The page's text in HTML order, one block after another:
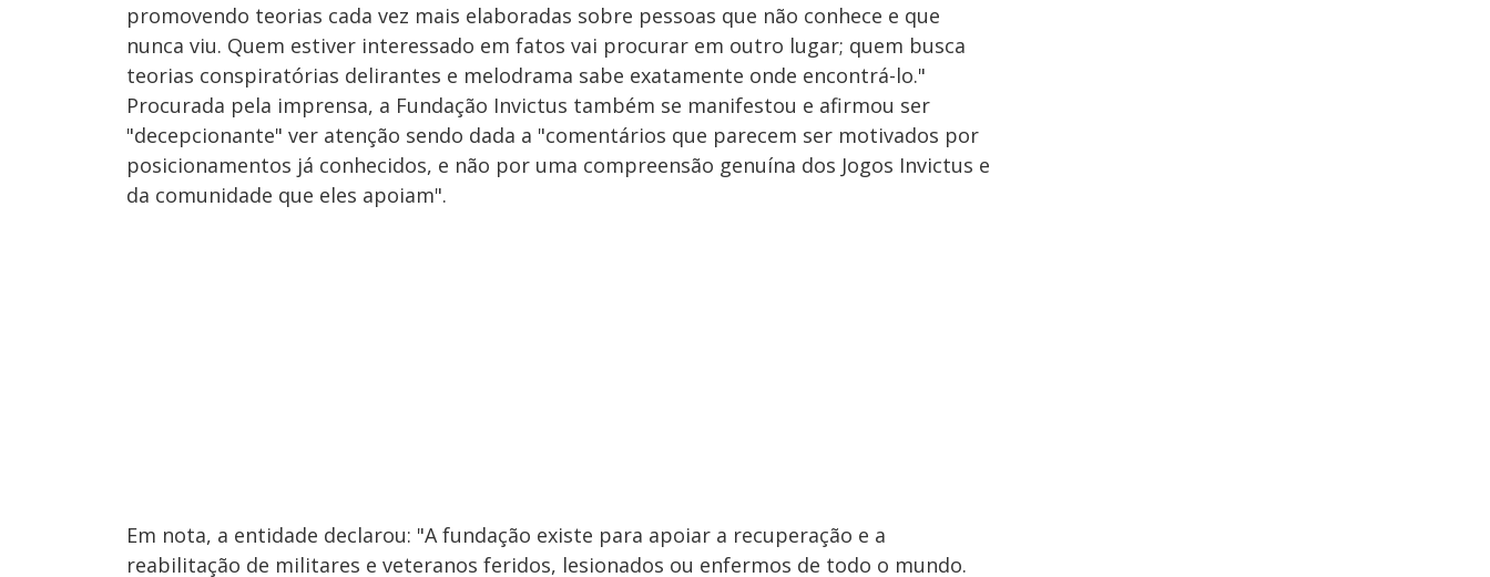
promovendo teorias cada vez mais elaboradas sobre pessoas que não conhece e que
nunca viu. Quem estiver interessado em fatos vai procurar em outro lugar; quem busca
teorias conspiratórias delirantes e melodrama sabe exatamente onde encontrá-lo."
Procurada pela imprensa, a Fundação Invictus também se manifestou e afirmou ser
"decepcionante" ver atenção sendo dada a "comentários que parecem ser motivados por
posicionamentos já conhecidos, e não por uma compreensão genuína dos Jogos Invictus e
da comunidade que eles apoiam".
Em nota, a entidade declarou: "A fundação existe para apoiar a recuperação e a
reabilitação de militares e veteranos feridos, lesionados ou enfermos de todo o mundo.